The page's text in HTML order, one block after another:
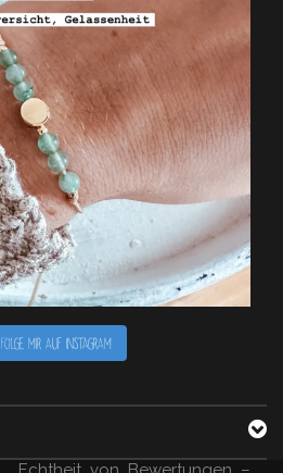
Folge mir auf Instagram